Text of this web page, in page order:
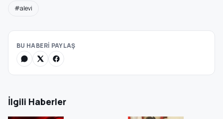
#alevi
BU HABERİ PAYLAŞ
İlgili Haberler